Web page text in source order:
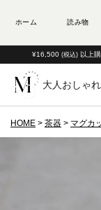
¥16,500 (税込) 以上
大人おしゃ
HOME 茶器 マグカ